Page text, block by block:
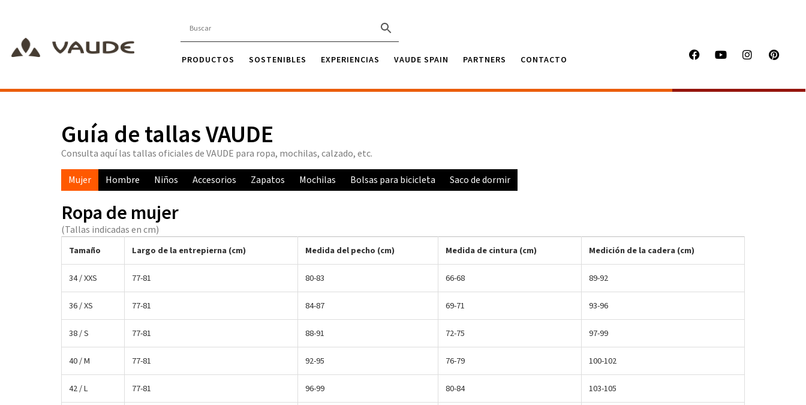
PRODUCTOS SOSTENIBLES EXPERIENCIAS VAUDE SPAIN PARTNERS CONTACTO
Guía de tallas VAUDE
Consulta aquí las tallas oficiales de VAUDE para ropa, mochilas, calzado, etc.
Mujer Hombre Niños Accesorios Zapatos Mochilas Bolsas para bicicleta Saco de dormir
Ropa de mujer
(Tallas indicadas en cm)
Tamaño Largo de la entrepierna (cm) Medida del pecho (cm) Medida de cintura (cm) Medición de la cadera (cm)
34 / XXS 77-81 80-83 66-68 89-92
36 / XS 77-81 84-87 69-71 93-96
38 / S 77-81 88-91 72-75 97-99
40 / M 77-81 92-95 76-79 100-102
42 / L 77-81 96-99 80-84 103-105